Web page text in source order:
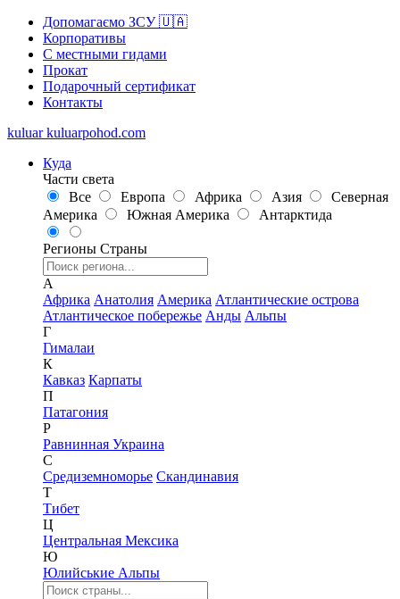
Допомагаємо ЗСУ 🇺🇦
Корпоративы
С местными гидами
Прокат
Подарочный сертификат
Контакты
kuluar kuluarpohod.com
Куда
Части света
Все
Европа Африка Азия
Северная
Америка
Южная Америка Антарктида
Регионы Страны
А
Африка Анатолия Америка Атлантические острова
Атлантическое побережье Анды Альпы
Г
Гималаи
К
Кавказ Карпаты
П
Патагония
Р
Равнинная Украина
С
Средиземноморье Скандинавия
Т
Тибет
Ц
Центральная Мексика
Ю
Юлийськие Альпы